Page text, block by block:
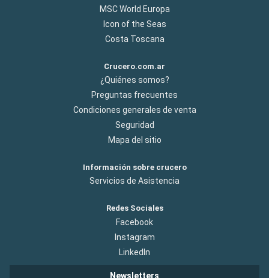
MSC World Europa
Icon of the Seas
Costa Toscana
Crucero.com.ar
¿Quiénes somos?
Preguntas frecuentes
Condiciones generales de venta
Seguridad
Mapa del sitio
Información sobre crucero
Servicios de Asistencia
Redes Sociales
Facebook
Instagram
LinkedIn
Newsletters